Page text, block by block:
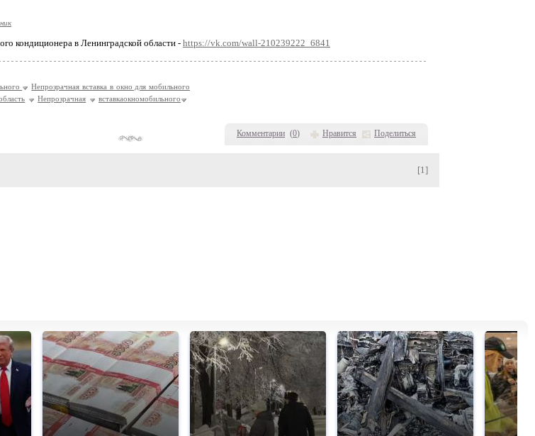
Комментарии (0) Нравится Поделиться
кондиционера в Ленинградской области -https://vk.com/wall-210239222_6841
Непрозрачная вставка в окно для мобильного
Непрозрачная
вставкаокномобильного
[1]